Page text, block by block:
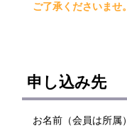
ご了承くださいませ。
申し込み先
お名前（会員は所属